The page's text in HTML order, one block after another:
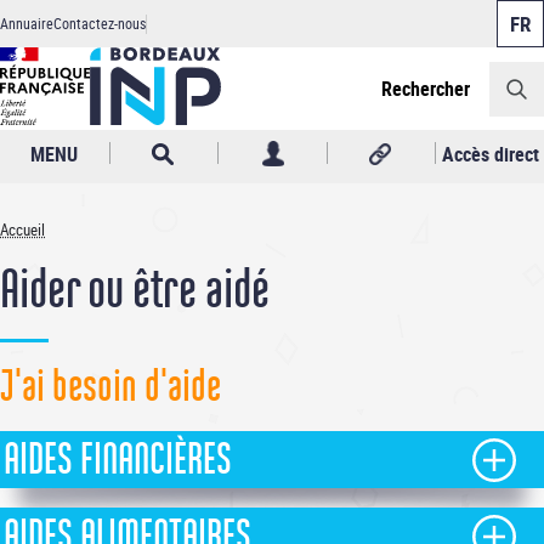
Aller
au
contenu
principal
Header
AnnuaireContactez-nous
Rechercher
MENU Accès direct
Fil
d'Ariane
Accueil
Aider ou être aidé
J'ai besoin d'aide
AIDES FINANCIÈRES
Aides exceptionnelles de Bordeaux INP :
En cas de situation
Panneau de gestion des cookies